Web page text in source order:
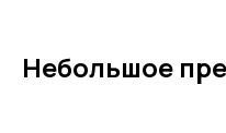
Небольшое